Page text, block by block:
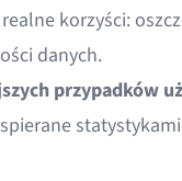
korzyści:
danych.
przypadków